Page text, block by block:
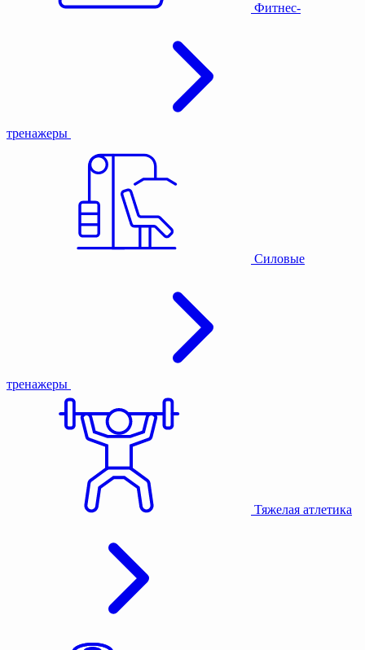
Фитнес-
тренажеры
Силовые
тренажеры
Тяжелая атлетика